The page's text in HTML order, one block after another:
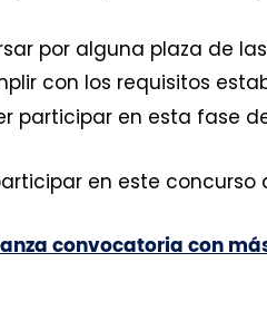
por alguna plaza de
con los requisitos
participar en esta fase
en este concurso
lanza convocatoria con